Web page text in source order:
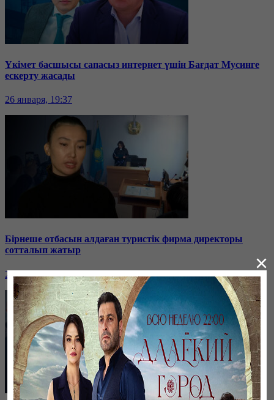
Үкімет басшысы сапасыз интернет үшін Бағдат Мусинге
ескерту жасады
26 января, 19:37
Бірнеше отбасын алдаған туристік фирма директоры
сотталып жатыр
26 января, 19:36 ×